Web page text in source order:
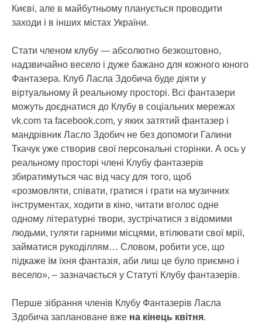
Києві, але в майбутньому планується проводити
заходи і в інших містах України.
Стати членом клубу — абсолютно безкоштовно,
надзвичайно весело і дуже бажано для кожного юного
Фантазера. Клуб Ласла Здобича буде діяти у
віртуальному й реальному просторі. Всі фантазери
можуть доєднатися до Клубу в соціальних мережах
vk.com та facebook.com, у яких затятий фантазер і
мандрівник Ласло Здобич не без допомоги Галини
Ткачук уже створив свої персональні сторінки. А ось у
реальному просторі члені Клубу фантазерів
збиратимуться час від часу для того, щоб
«розмовляти, співати, гратися і грати на музичних
інструментах, ходити в кіно, читати вголос одне
одному літературні твори, зустрічатися з відомими
людьми, гуляти гарними місцями, втілювати свої мрії,
займатися рукоділлям… Словом, робити усе, що
підкаже їм їхня фантазія, аби лиш це було приємно і
весело», – зазначається у Статуті Клубу фантазерів.
Перше зібрання членів Клубу Фантазерів Ласла
Здобича заплановане вже на кінець квітня.